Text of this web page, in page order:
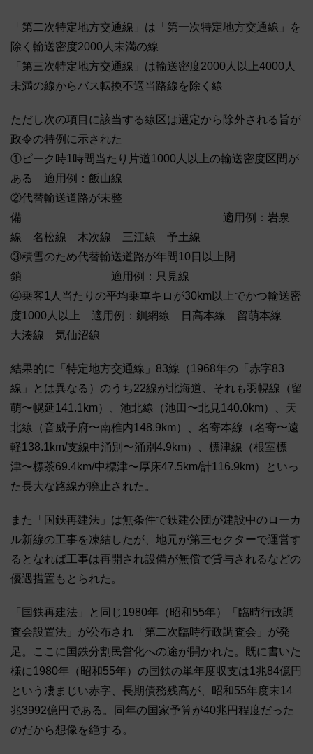
「第二次特定地方交通線」は「第一次特定地方交通線」を
除く輸送密度2000人未満の線
「第三次特定地方交通線」は輸送密度2000人以上4000人
未満の線からバス転換不適当路線を除く線
ただし次の項目に該当する線区は選定から除外される旨が
政令の特例に示された
①ピーク時1時間当たり片道1000人以上の輸送密度区間が
ある 適用例：飯山線
②代替輸送道路が未整
備 適用例：岩泉
線 名松線 木次線 三江線 予土線
③積雪のため代替輸送道路が年間10日以上閉
鎖 適用例：只見線
④乗客1人当たりの平均乗車キロが30km以上でかつ輸送密
度1000人以上 適用例：釧網線 日高本線 留萌本線
大湊線 気仙沼線
結果的に「特定地方交通線」83線（1968年の「赤字83
線」とは異なる）のうち22線が北海道、それも羽幌線（留
萌〜幌延141.1km）、池北線（池田〜北見140.0km）、天
北線（音威子府〜南稚内148.9km）、名寄本線（名寄〜遠
軽138.1km/支線中涌別〜涌別4.9km）、標津線（根室標
津〜標茶69.4km/中標津〜厚床47.5km/計116.9km）といっ
た長大な路線が廃止された。
また「国鉄再建法」は無条件で鉄建公団が建設中のローカ
ル新線の工事を凍結したが、地元が第三セクターで運営す
るとなれば工事は再開され設備が無償で貸与されるなどの
優遇措置もとられた。
「国鉄再建法」と同じ1980年（昭和55年）「臨時行政調
査会設置法」が公布され「第二次臨時行政調査会」が発
足。ここに国鉄分割民営化への途が開かれた。既に書いた
様に1980年（昭和55年）の国鉄の単年度収支は1兆84億円
という凄まじい赤字、長期債務残高が、昭和55年度末14
兆3992億円である。同年の国家予算が40兆円程度だった
のだから想像を絶する。